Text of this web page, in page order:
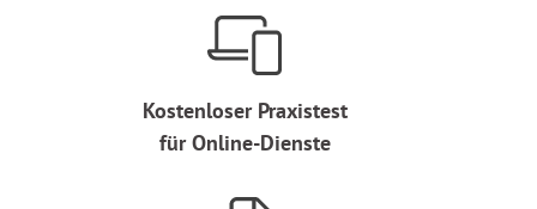
Kostenloser Praxistest
für Online-Dienste